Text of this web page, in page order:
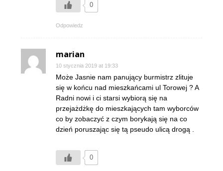
0
Odpowiedz
marian
10 stycznia 2019 at 19:33
Może Jasnie nam panujący burmistrz zlituje
się w końcu nad mieszkańcami ul Torowej ? A
Radni nowi i ci starsi wybiorą się na
przejażdżkę do mieszkających tam wyborców
co by zobaczyć z czym borykają się na co
dzień poruszając się tą pseudo ulicą drogą .
0